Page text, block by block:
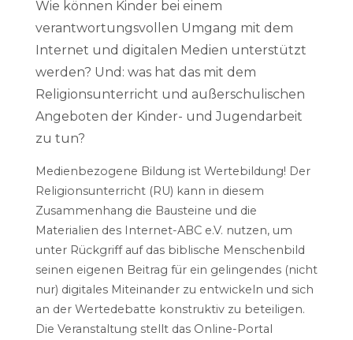
Wie können Kinder bei einem
verantwortungsvollen Umgang mit dem
Internet und digitalen Medien unterstützt
werden? Und: was hat das mit dem
Religionsunterricht und außerschulischen
Angeboten der Kinder- und Jugendarbeit
zu tun?
Medienbezogene Bildung ist Wertebildung! Der
Religionsunterricht (RU) kann in diesem
Zusammenhang die Bausteine und die
Materialien des Internet-ABC e.V. nutzen, um
unter Rückgriff auf das biblische Menschenbild
seinen eigenen Beitrag für ein gelingendes (nicht
nur) digitales Miteinander zu entwickeln und sich
an der Wertedebatte konstruktiv zu beteiligen.
Die Veranstaltung stellt das Online-Portal